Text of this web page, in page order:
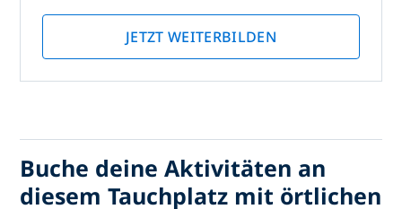
JETZT WEITERBILDEN
Buche deine Aktivitäten an
diesem Tauchplatz mit örtlichen